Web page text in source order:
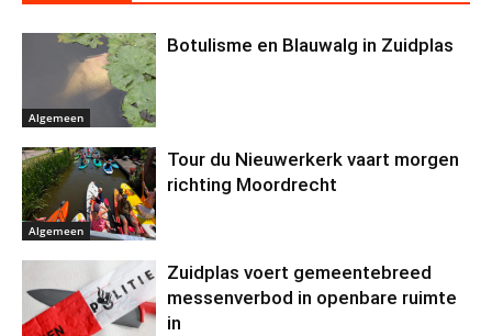
Algemeen
Botulisme en Blauwalg in Zuidplas
Algemeen
Tour du Nieuwerkerk vaart morgen
richting Moordrecht
Zuidplas voert gemeentebreed
messenverbod in openbare ruimte
in